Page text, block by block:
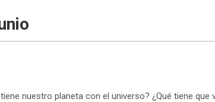
nuestro planeta con el universo? ¿Qué tiene